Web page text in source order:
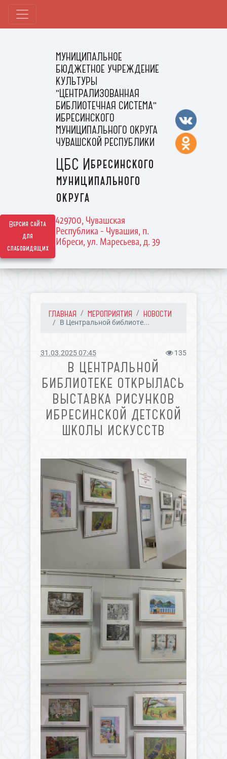
Версия сайта
для
слабовидящих
МУНИЦИПАЛЬНОЕ
БЮДЖЕТНОЕ УЧРЕЖДЕНИЕ
КУЛЬТУРЫ
"ЦЕНТРАЛИЗОВАННАЯ
БИБЛИОТЕЧНАЯ СИСТЕМА"
ИБРЕСИНСКОГО
МУНИЦИПАЛЬНОГО ОКРУГА
ЧУВАШСКОЙ РЕСПУБЛИКИ
ЦБС Ибресинского
муниципального
округа
429700, Чувашская
Республика - Чувашия, п.
Ибреси, ул. Маресьева, д. 39
ГЛАВНАЯ МЕРОПРИЯТИЯ НОВОСТИ
В Центральной библиоте...
31.03.2025 07:45 135
В ЦЕНТРАЛЬНОЙ
БИБЛИОТЕКЕ ОТКРЫЛАСЬ
ВЫСТАВКА РИСУНКОВ
ИБРЕСИНСКОЙ ДЕТСКОЙ
ШКОЛЫ ИСКУССТВ